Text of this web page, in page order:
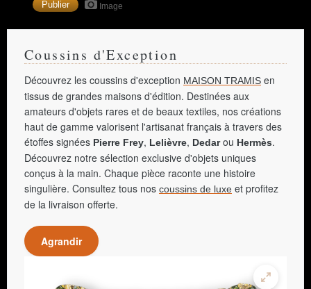
Image
Coussins d'Exception
Découvrez les coussins d'exception MAISON TRAMIS en
tissus de grandes maisons d'édition. Destinées aux
amateurs d'objets rares et de beaux textiles, nos créations
haut de gamme valorisent l'artisanat français à travers des
étoffes signées Pierre Frey, Lelièvre, Dedarou Hermès.
Découvrez notre sélection exclusive d'objets uniques
conçus à la main. Chaque pièce raconte une histoire
singulière. Consultez tous nos coussins de luxe et profitez
de la livraison offerte.
Agrandir